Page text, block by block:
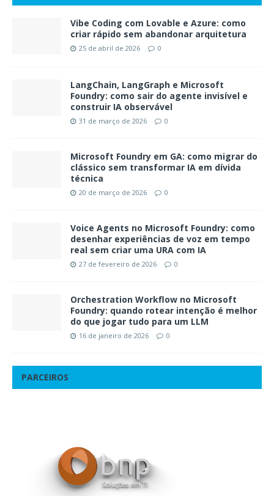
Vibe Coding com Lovable e Azure: como
criar rápido sem abandonar arquitetura
25 de abril de 2026 0
LangChain, LangGraph e Microsoft
Foundry: como sair do agente invisível e
construir IA observável
31 de março de 2026 0
Microsoft Foundry em GA: como migrar do
clássico sem transformar IA em dívida
técnica
20 de março de 2026 0
Voice Agents no Microsoft Foundry: como
desenhar experiências de voz em tempo
real sem criar uma URA com IA
27 de fevereiro de 2026 0
Orchestration Workflow no Microsoft
Foundry: quando rotear intenção é melhor
do que jogar tudo para um LLM
16 de janeiro de 2026 0
PARCEIROS